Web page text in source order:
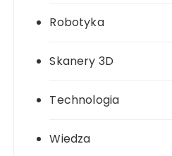
Robotyka
Skanery 3D
Technologia
Wiedza